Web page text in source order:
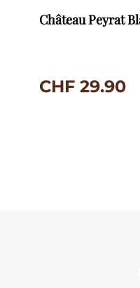
Château Peyrat
CHF 29.90